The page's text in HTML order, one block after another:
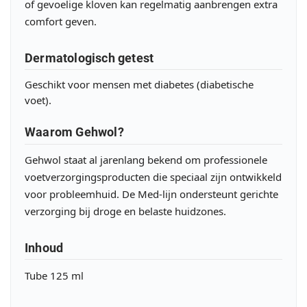
of gevoelige kloven kan regelmatig aanbrengen extra
comfort geven.
Dermatologisch getest
Geschikt voor mensen met diabetes (diabetische
voet).
Waarom Gehwol?
Gehwol staat al jarenlang bekend om professionele
voetverzorgingsproducten die speciaal zijn ontwikkeld
voor probleemhuid. De Med-lijn ondersteunt gerichte
verzorging bij droge en belaste huidzones.
Inhoud
Tube 125 ml